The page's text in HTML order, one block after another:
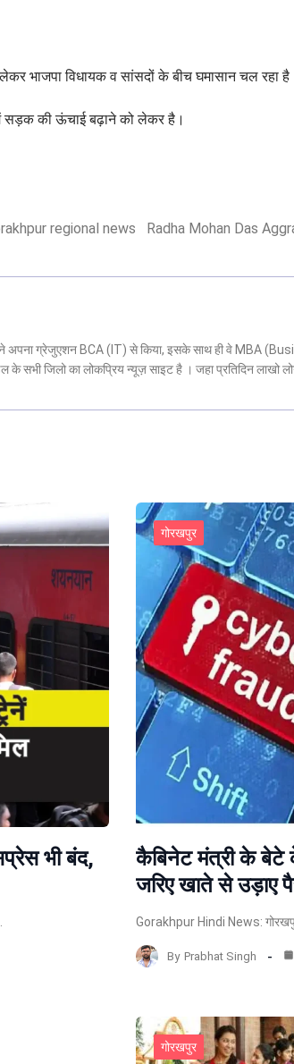
भाजपा विधायक व सांसदों के बीच घमासान चल रहा
में सड़क की ऊंचाई बढ़ाने को लेकर है।
regional news Radha Mohan Das
अपना ग्रेजुएशन BCA (IT) से किया, इसके साथ ही वे MBA
सभी जिलो का लोकप्रिय न्यूज़ साइट है । जहा प्रतिदिन लाखो
भी बंद,
गोरखपुर
कैबिनेट मंत्री के
जरिए खाते से उड़ाए
Gorakhpur Hindi News:
By Prabhat Singh
गोरखपुर